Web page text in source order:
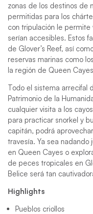
zonas de los destinos de
permitidas para los
con tripulación le
serían accesibles. Estos
de Glover’s Reef, así
reservas marinas como
la región de Queen
Todo el sistema arrecifal
Patrimonio de la
cualquier visita a los
para practicar snorkel y
capitán, podrá
travesía. Ya sea nadando
en Queen Cayes o
de peces tropicales en
Belice será tan
Highlights
Pueblos criollos